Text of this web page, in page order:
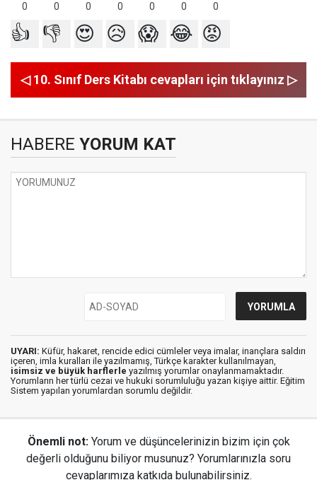
0 0 0 0 0 0 0
👍 👎 😍 😥 😱 😂 😡
◁ 10. Sınıf Ders Kitabı cevapları için tıklayınız ▷
HABERE YORUM KAT
UYARI: Küfür, hakaret, rencide edici cümleler veya imalar, inançlara saldırı
içeren, imla kuralları ile yazılmamış, Türkçe karakter kullanılmayan,
isimsiz ve büyük harflerle yazılmış yorumlar onaylanmamaktadır.
Yorumların her türlü cezai ve hukuki sorumluluğu yazan kişiye aittir. Eğitim
Sistem yapılan yorumlardan sorumlu değildir.
Önemli not: Yorum ve düşüncelerinizin bizim için çok
değerli olduğunu biliyor musunuz? Yorumlarınızla soru
cevaplarımıza katkıda bulunabilirsiniz.